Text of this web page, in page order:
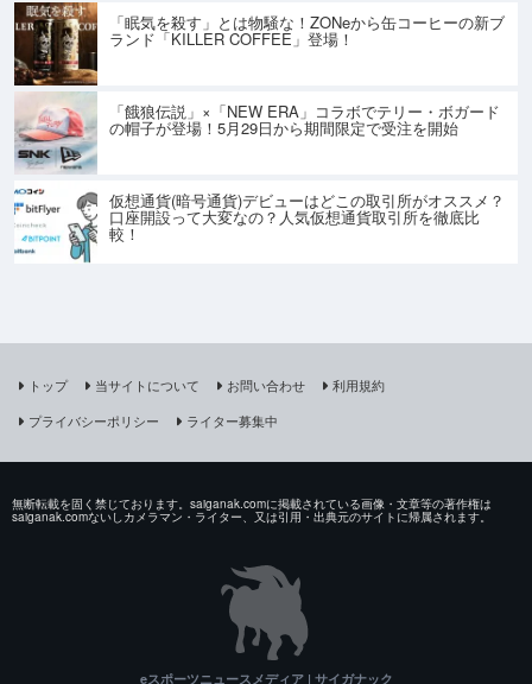
「眠気を殺す」とは物騒な！ZONeから缶コーヒーの新ブ
ランド「KILLER COFFEE」登場！
「餓狼伝説」×「NEW ERA」コラボでテリー・ボガード
の帽子が登場！5月29日から期間限定で受注を開始
仮想通貨(暗号通貨)デビューはどこの取引所がオススメ？
口座開設って大変なの？人気仮想通貨取引所を徹底比
較！
トップ 当サイトについて お問い合わせ
利用規約
プライバシーポリシー
ライター募集中
無断転載を固く禁じております。saiganak.comに掲載されている画像・文章等の著作権は
saiganak.comないしカメラマン・ライター、又は引用・出典元のサイトに帰属されます。
eスポーツニュースメディア | サイガナック